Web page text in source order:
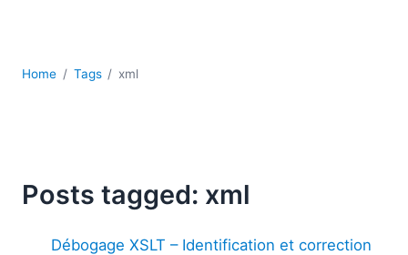
2015
2010
2009
Home Tags xml
Posts tagged: xml
Débogage XSLT – Identification et correction